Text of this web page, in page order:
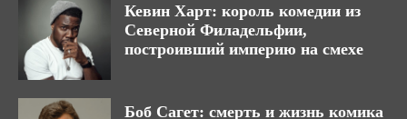
Кевин Харт: король комедии из
Северной Филадельфии,
построивший империю на смехе
Боб Сагет: смерть и жизнь комика